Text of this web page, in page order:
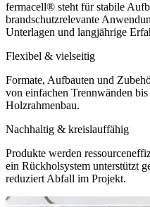
fermacell® steht für stabile
brandschutzrelevante
Unterlagen und langjährige
Flexibel & vielseitig
Formate, Aufbauten und
von einfachen Trennwänden
Holzrahmenbau.
Nachhaltig & kreislauffähig
Produkte werden
ein Rückholsystem unterstützt
reduziert Abfall im Projekt.